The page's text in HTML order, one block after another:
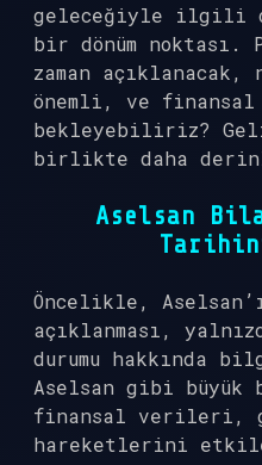
geleceğiyle ilgili
bir dönüm noktası.
zaman açıklanacak,
önemli, ve finansal
bekleyebiliriz?
birlikte daha
Aselsan
Öncelikle,
açıklanması,
durumu hakkında
Aselsan gibi
finansal verileri,
hareketlerini